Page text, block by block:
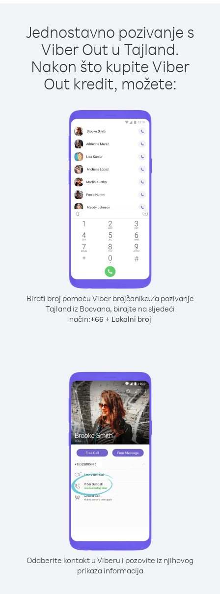
Jednostavno pozivanje s
Viber Out u Tajland.
Nakon što kupite Viber
Out kredit, možete:
Birati broj pomoću Viber brojčanika.Za pozivanje
Tajland iz Bocvana, birajte na sljedeći
način:+66 + Lokalni broj
Odaberite kontakt u Viberu i pozovite iz njihovog
prikaza informacija